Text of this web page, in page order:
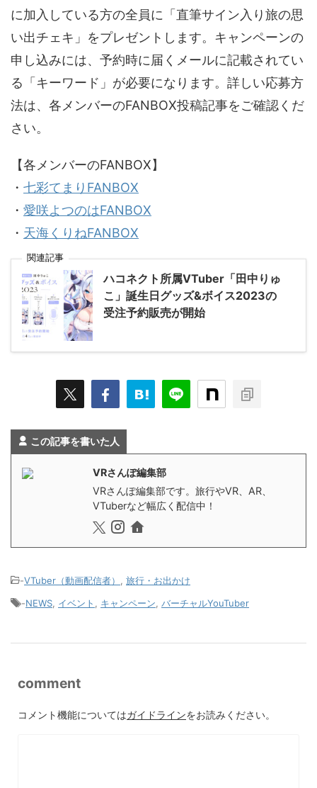
に加入している方の全員に「直筆サイン入り旅の思
い出チェキ」をプレゼントします。キャンペーンの
申し込みには、予約時に届くメールに記載されてい
る「キーワード」が必要になります。詳しい応募方
法は、各メンバーのFANBOX投稿記事をご確認くだ
さい。
【各メンバーのFANBOX】
・ 七彩てまりFANBOX
・ 愛咲よつのはFANBOX
・ 天海くりねFANBOX
関連記事
ハコネクト所属VTuber「田中りゅ
こ」誕生日グッズ&ボイス2023の
受注予約販売が開始
この記事を書いた人
VRさんぽ編集部
VRさんぽ編集部です。旅行やVR、AR、
VTuberなど幅広く配信中！
-VTuber（動画配信者）
旅行・お出かけ
-NEWS イベント キャンペーン バーチャルYouTuber
comment
コメント機能についてはガイドラインをお読みください。